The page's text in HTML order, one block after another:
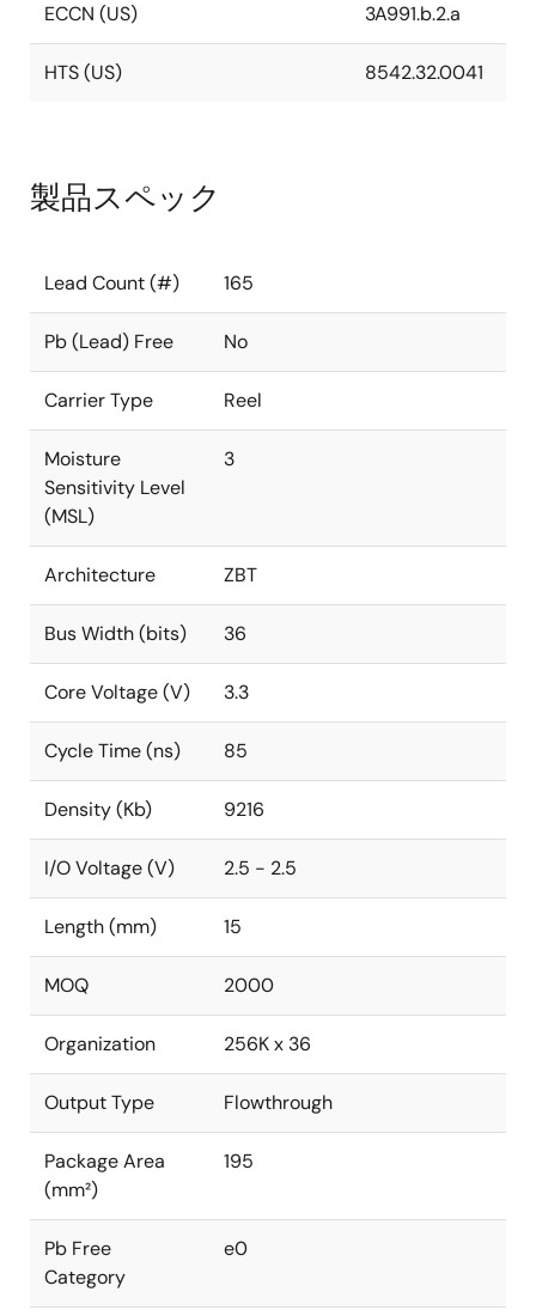
ECCN (US) 3A991.b.2.a
HTS (US) 8542.32.0041
製品スペック
Lead Count (#) 165
Pb (Lead) Free No
Carrier Type Reel
Moisture
Sensitivity Level
(MSL)
3
Architecture ZBT
Bus Width (bits) 36
Core Voltage (V) 3.3
Cycle Time (ns) 85
Density (Kb) 9216
I/O Voltage (V) 2.5 - 2.5
Length (mm) 15
MOQ 2000
Organization 256K x 36
Output Type Flowthrough
Package Area
(mm²)
195
Pb Free
Category
e0